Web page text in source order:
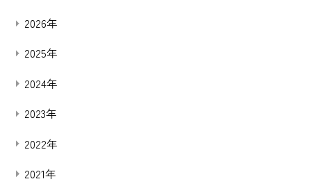
2026年
2025年
2024年
2023年
2022年
2021年